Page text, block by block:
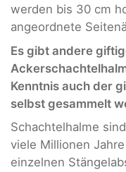
werden bis 30 cm
angeordnete
Es gibt andere
Kenntnis auch der
selbst gesammelt
Schachtelhalme
viele Millionen
einzelnen